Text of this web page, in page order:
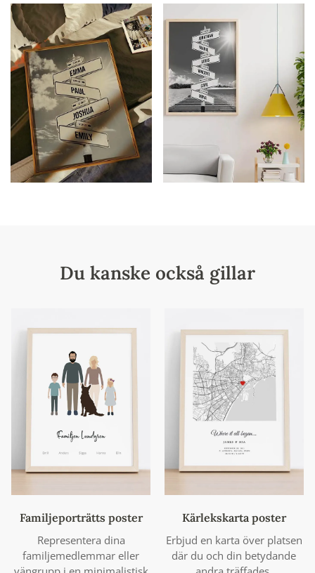
Du kanske också gillar
Familjeporträtts poster
Representera dina
familjemedlemmar eller
Kärlekskarta poster
Erbjud en karta över platsen
där du och din betydande